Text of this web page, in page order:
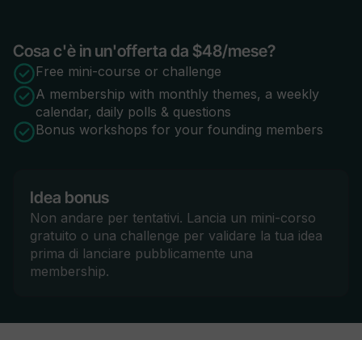
Cosa c'è in un'offerta da $48/mese?
Free mini-course or challenge
A membership with monthly themes, a weekly
calendar, daily polls & questions
Bonus workshops for your founding members
Idea bonus
Non andare per tentativi. Lancia un mini-corso
gratuito o una challenge per validare la tua idea
prima di lanciare pubblicamente una
membership.